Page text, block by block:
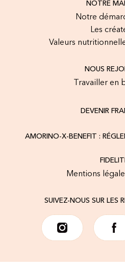
NOTRE
Notre
Les
Valeurs
NOUS
Travailler en
DEVENIR
AMORINO-X-BENEFIT :
Mentions
SUIVEZ-NOUS SUR LES